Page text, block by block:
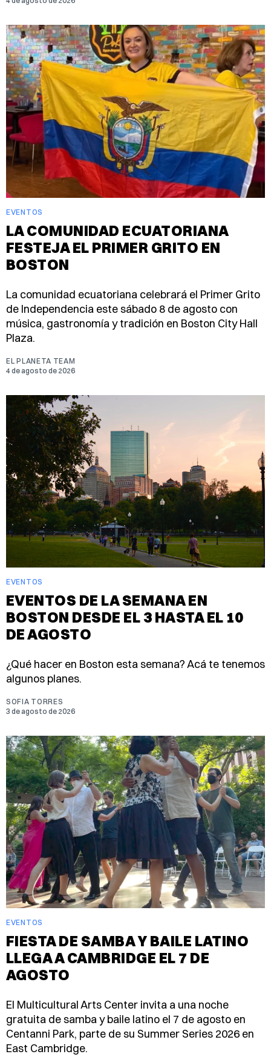
EVENTOS
LA COMUNIDAD ECUATORIANA
FESTEJA EL PRIMER GRITO EN
BOSTON
La comunidad ecuatoriana celebrará el Primer Grito
de Independencia este sábado 8 de agosto con
música, gastronomía y tradición en Boston City Hall
Plaza.
EL PLANETA TEAM
4 de agosto de 2026
EVENTOS
EVENTOS DE LA SEMANA EN
BOSTON DESDE EL 3 HASTA EL 10
DE AGOSTO
¿Qué hacer en Boston esta semana? Acá te tenemos
algunos planes.
SOFIA TORRES
3 de agosto de 2026
EVENTOS
FIESTA DE SAMBA Y BAILE LATINO
LLEGA A CAMBRIDGE EL 7 DE
AGOSTO
El Multicultural Arts Center invita a una noche
gratuita de samba y baile latino el 7 de agosto en
Centanni Park, parte de su Summer Series 2026 en
East Cambridge.